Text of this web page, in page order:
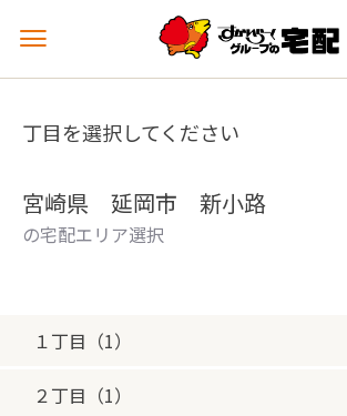
メ
ュ
を
丁目を選択してください
宮崎県 延岡市 新小路
の宅配エリア選択
１丁目（1）
２丁目（1）